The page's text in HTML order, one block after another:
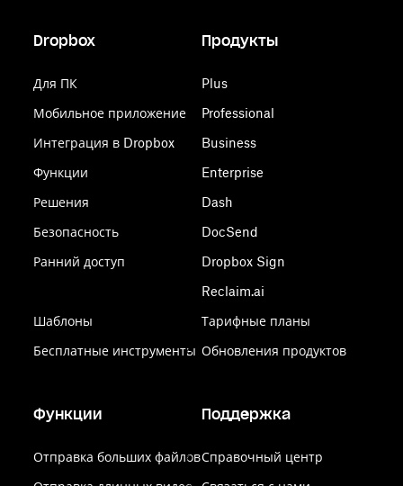
Dropbox
Для ПК
Мобильное приложение
Интеграция в Dropbox
Функции
Решения
Безопасность
Ранний доступ
Шаблоны
Бесплатные инструменты
Продукты
Plus
Professional
Business
Enterprise
Dash
DocSend
Dropbox Sign
Reclaim.ai
Тарифные планы
Обновления продуктов
Функции
Отправка больших файлов
Поддержка
Справочный центр